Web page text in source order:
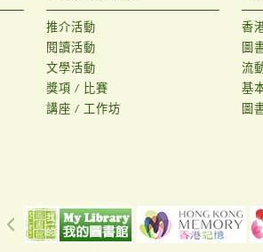
推介活動
閱讀活動
文學活動
獎項 / 比賽
講座 / 工作坊
香
圖
流
基
圖